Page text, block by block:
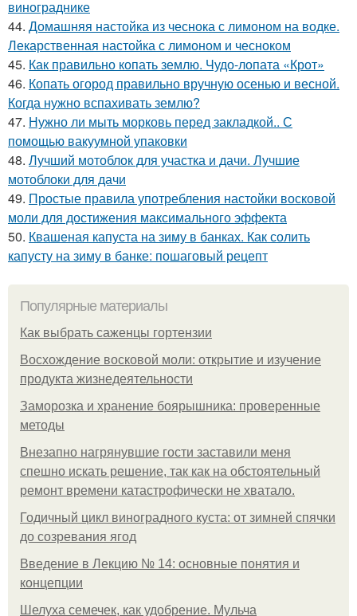
винограднике
44. Домашняя настойка из чеснока с лимоном на водке.
Лекарственная настойка с лимоном и чесноком
45. Как правильно копать землю. Чудо-лопата «Крот»
46. Копать огород правильно вручную осенью и весной.
Когда нужно вспахивать землю?
47. Нужно ли мыть морковь перед закладкой.. С
помощью вакуумной упаковки
48. Лучший мотоблок для участка и дачи. Лучшие
мотоблоки для дачи
49. Простые правила употребления настойки восковой
моли для достижения максимального эффекта
50. Квашеная капуста на зиму в банках. Как солить
капусту на зиму в банке: пошаговый рецепт
Популярные материалы
Как выбрать саженцы гортензии
Восхождение восковой моли: открытие и изучение
продукта жизнедеятельности
Заморозка и хранение боярышника: проверенные
методы
Внезапно нагрянувшие гости заставили меня
спешно искать решение, так как на обстоятельный
ремонт времени катастрофически не хватало.
Годичный цикл виноградного куста: от зимней спячки
до созревания ягод
Введение в Лекцию № 14: основные понятия и
концепции
Шелуха семечек, как удобрение. Мульча